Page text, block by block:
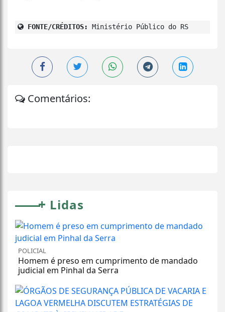
FONTE/CRÉDITOS: Ministério Público do RS
Comentários:
+ Lidas
POLICIAL
Homem é preso em cumprimento de mandado
judicial em Pinhal da Serra